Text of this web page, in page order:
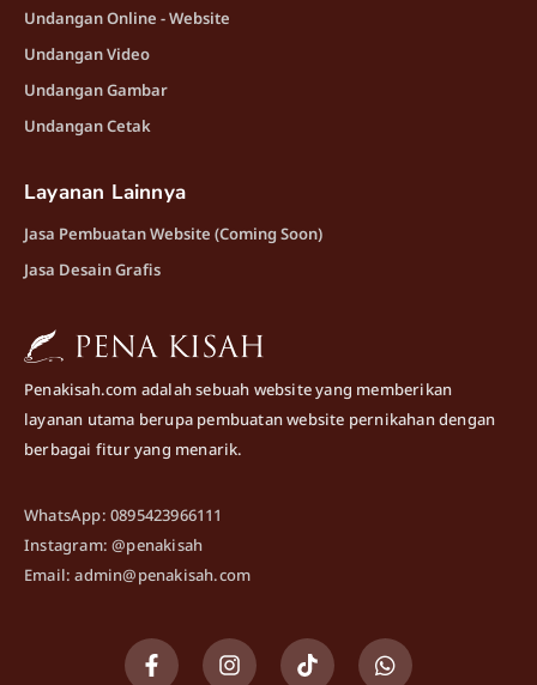
Undangan Online - Website
Undangan Video
Undangan Gambar
Undangan Cetak
Layanan Lainnya
Jasa Pembuatan Website (Coming Soon)
Jasa Desain Grafis
Penakisah.com adalah sebuah website yang memberikan
layanan utama berupa pembuatan website pernikahan dengan
berbagai fitur yang menarik.
WhatsApp: 0895423966111
Instagram: @penakisah
Email: admin@penakisah.com